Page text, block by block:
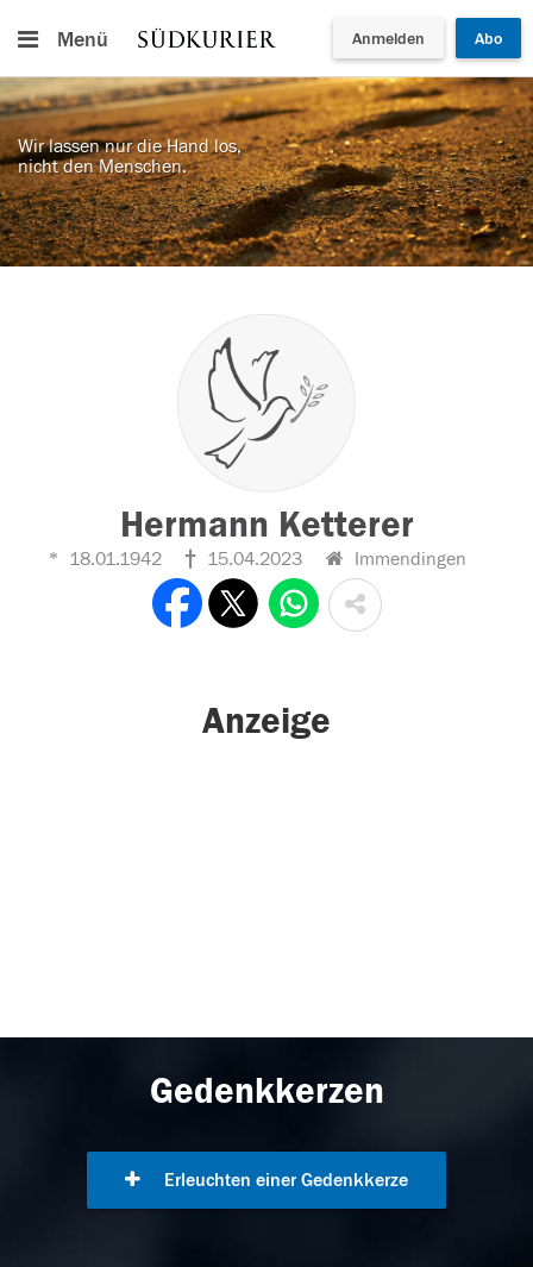
Menü Anmelden Abo
Wir lassen nur die Hand los,
nicht den Menschen.
Hermann Ketterer
18.01.1942 15.04.2023 Immendingen
Anzeige
Gedenkkerzen
Erleuchten einer Gedenkkerze